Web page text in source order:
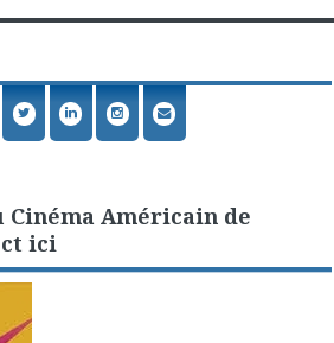
Cinéma Américain de
ici